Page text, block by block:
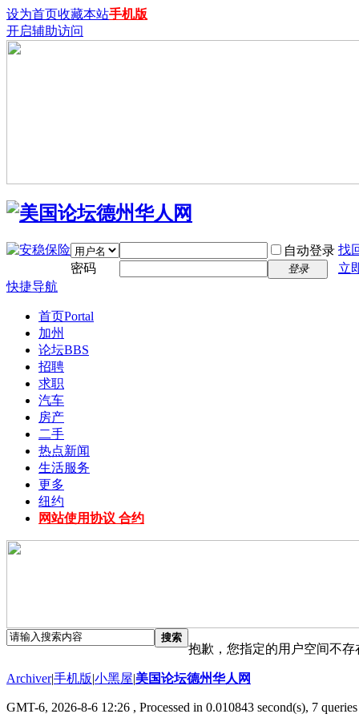
设为首页收藏本站手机版
开启辅助访问
自动登录 找
密码
登录
立
快捷导航
首页Portal
加州
论坛BBS
招聘
求职
汽车
房产
二手
热点新闻
生活服务
更多
纽约
网站使用协议 合约
搜索
抱歉，您指定的用户空间不存
Archiver|手机版|小黑屋|美国论坛德州华人网
GMT-6, 2026-8-6 12:26 , Processed in 0.010843 second(s), 7